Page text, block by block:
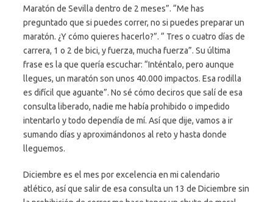
Maratón de Sevilla dentro de 2 meses”. “Me has
preguntado que si puedes correr, no si puedes preparar un
maratón. ¿Y cómo quieres hacerlo?”. “ Tres o cuatro días de
carrera, 1 o 2 de bici, y fuerza, mucha fuerza”. Su última
frase es la que quería escuchar: “Inténtalo, pero aunque
llegues, un maratón son unos 40.000 impactos. Esa rodilla
es difícil que aguante”. No sé cómo deciros que salí de esa
consulta liberado, nadie me había prohibido o impedido
intentarlo y todo dependía de mí. Así que dije, vamos a ir
sumando días y aproximándonos al reto y hasta donde
lleguemos.
Diciembre es el mes por excelencia en mi calendario
atlético, así que salir de esa consulta un 13 de Diciembre sin